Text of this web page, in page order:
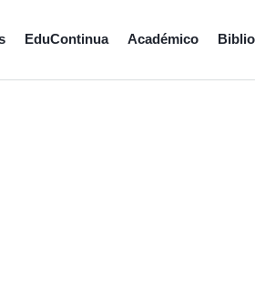
EduContinua Académico